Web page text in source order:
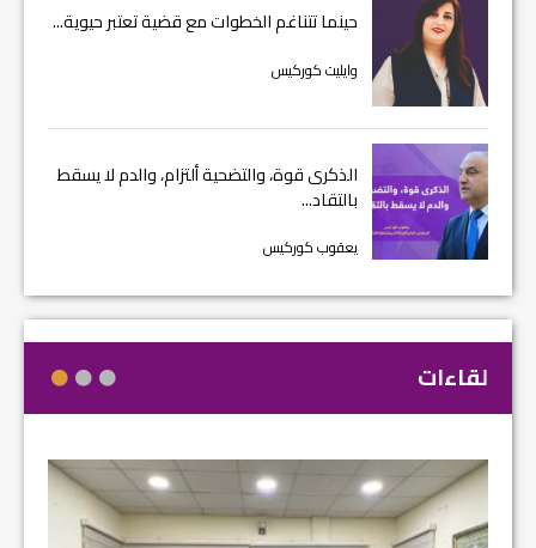
حينما تتناغم الخطوات مع قضية تعتبر حيوية...
وايليت كوركيس
الذكرى قوة، والتضحية ألتزام، والدم لا يسقط
بالتقاد...
يعقوب كوركيس
لقاءات